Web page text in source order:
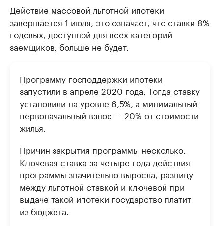
Действие массовой льготной ипотеки
завершается 1 июля, это означает, что ставки 8%
годовых, доступной для всех категорий
заемщиков, больше не будет.
Программу господдержки ипотеки
запустили в апреле 2020 года. Тогда ставку
установили на уровне 6,5%, а минимальный
первоначальный взнос — 20% от стоимости
жилья.
Причин закрытия программы несколько.
Ключевая ставка за четыре года действия
программы значительно выросла, разницу
между льготной ставкой и ключевой при
выдаче такой ипотеки государство платит
из бюджета.